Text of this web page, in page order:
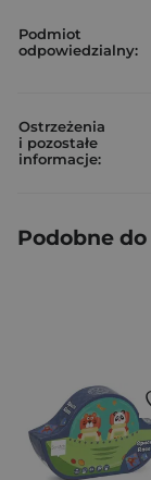
Podmiot
odpowiedzialny:
Ostrzeżenia
i pozostałe
informacje:
Podobne